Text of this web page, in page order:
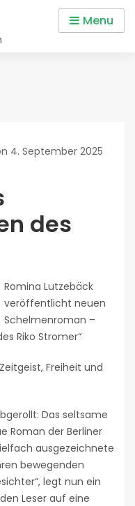
Menu
4. September 2025
des
Romina Lutzebäck
veröffentlicht neuen
Schelmenroman –
Riko Stromer“
Freiheit und
Das seltsame
Roman der Berliner
ausgezeichnete
bewegenden
legt nun ein
Leser auf eine